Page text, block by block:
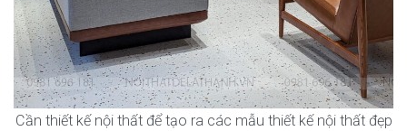
Cần thiết kế nội thất để tạo ra các mẫu thiết kế nội thất đẹp